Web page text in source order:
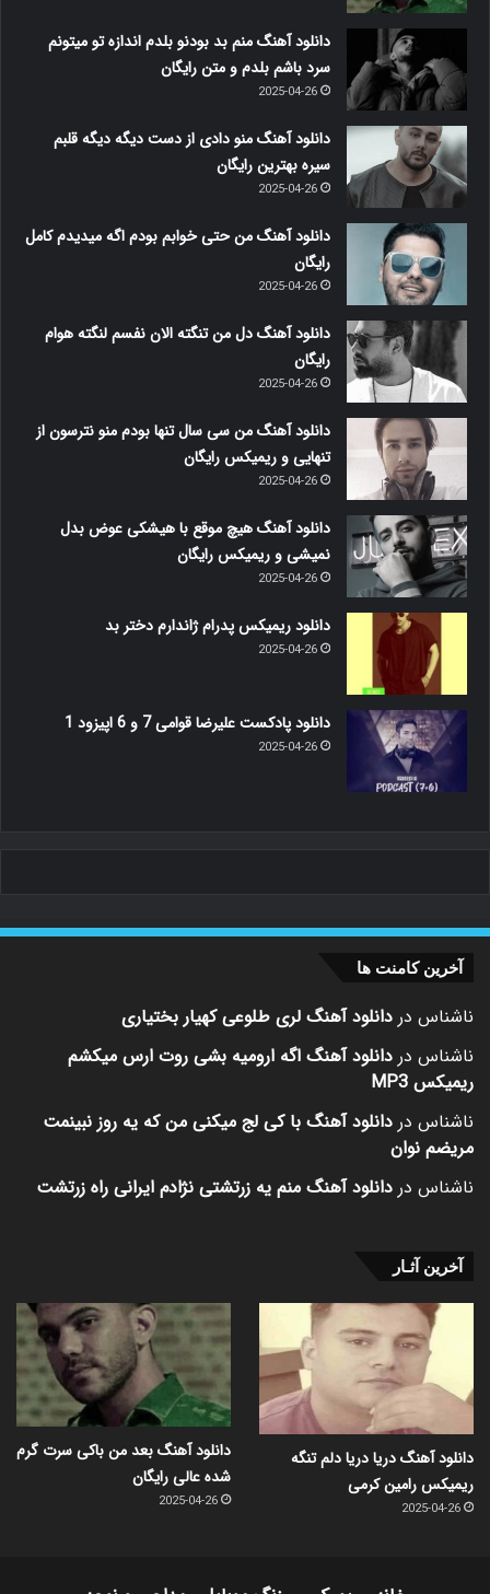
دانلود آهنگ منم بد بودنو بلدم اندازه تو میتونم
سرد باشم بلدم و متن رایگان
2025-04-26
دانلود آهنگ منو دادی از دست دیگه دیگه قلبم
سیره بهترین رایگان
2025-04-26
دانلود آهنگ من حتی خوابم بودم اگه میدیدم کامل
رایگان
2025-04-26
دانلود آهنگ دل من تنگته الان نفسم لنگته هوام
رایگان
2025-04-26
دانلود آهنگ من سی سال تنها بودم منو نترسون از
تنهایی و ریمیکس رایگان
2025-04-26
دانلود آهنگ هیچ موقع با هیشکی عوض بدل
نمیشی و ریمیکس رایگان
2025-04-26
دانلود ریمیکس پدرام ژاندارم دختر بد
2025-04-26
دانلود پادکست علیرضا قوامی 7 و 6 اپیزود 1
2025-04-26
آخرین کامنت ها
ناشناس در دانلود آهنگ لری طلوعی کهیار بختیاری
ناشناس در دانلود آهنگ اگه ارومیه بشی روت ارس میکشم
ریمیکس MP3
ناشناس در دانلود آهنگ با کی لج میکنی من که یه روز نبینمت
مریضم نوان
ناشناس در دانلود آهنگ منم یه زرتشتی نژادم ایرانی راه زرتشت
آخرین آثـار
دانلود آهنگ دریا دریا دلم تنگه
ریمیکس رامین کرمی
2025-04-26
دانلود آهنگ بعد من باکی سرت گرم
شده عالی رایگان
2025-04-26